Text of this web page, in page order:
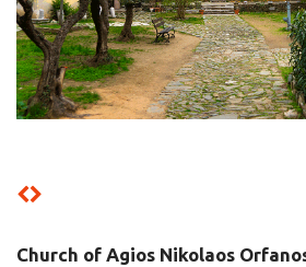
Church of Agios Nikolaos